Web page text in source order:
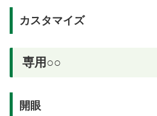
カスタマイズ
専用○○
開眼